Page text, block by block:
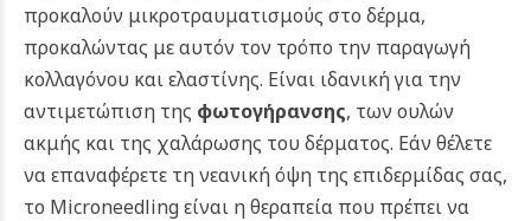
προκαλούν μικροτραυματισμούς στο δέρμα,
προκαλώντας με αυτόν τον τρόπο την παραγωγή
κολλαγόνου και ελαστίνης. Είναι ιδανική για την
αντιμετώπιση της φωτογήρανσης, των ουλών
ακμής και της χαλάρωσης του δέρματος. Εάν θέλετε
να επαναφέρετε τη νεανική όψη της επιδερμίδας σας,
το Microneedling είναι η θεραπεία που πρέπει να